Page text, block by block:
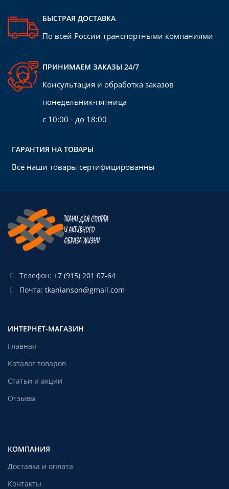
Цвет:Neon green (зеленый)
Комбинируется с другими
тканями.
по стирке, ткань долго сохраняет
свои свойства.
КОРИЧНЕВЫЕ КРАПИНКИ
В ПРОКРАСЕ.
PANTONE
Оптовый прайс лист.
БЫСТРАЯ ДОСТАВКА
По всей России транспортными компаниями
ПРИНИМАЕМ ЗАКАЗЫ 24/7
Консультация и обработка заказов
понедельник-пятница
с 10:00 - до 18:00
ГАРАНТИЯ НА ТОВАРЫ
Все наши товары сертифицированны
Телефон: +7 (915) 201 07-64
Почта: tkanianson@gmail.com
ИНТЕРНЕТ-МАГАЗИН
Главная
Каталог товаров
Статьи и акции
Отзывы
КОМПАНИЯ
Доставка и оплата
Контакты